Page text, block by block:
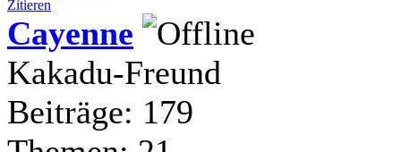
Zitieren
Cayenne
Kakadu-Freund
Beiträge: 179